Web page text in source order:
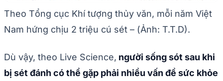
Theo Tổng cục Khí tượng thủy văn, mỗi năm Việt
Nam hứng chịu 2 triệu cú sét – (Ảnh: T.T.D).
Dù vậy, theo Live Science, người sống sót sau khi
bị sét đánh có thể gặp phải nhiều vấn đề sức khỏe